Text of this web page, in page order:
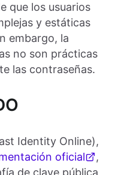
que los usuarios
y estáticas
embargo, la
no son prácticas
las contraseñas.
Identity Online),
oficial
,
de clave pública